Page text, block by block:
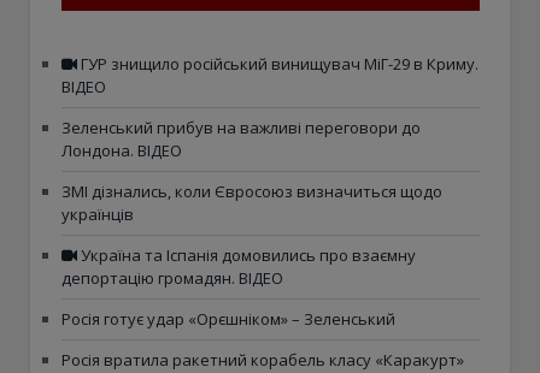
ГУР знищило російський винищувач МіГ-29 в Криму.
ВІДЕО
Зеленський прибув на важливі переговори до
Лондона. ВІДЕО
ЗМІ дізнались, коли Євросоюз визначиться щодо
українців
Україна та Іспанія домовились про взаємну
депортацію громадян. ВІДЕО
Росія готує удар «Орєшніком» – Зеленський
Росія вратила ракетний корабель класу «Каракурт»